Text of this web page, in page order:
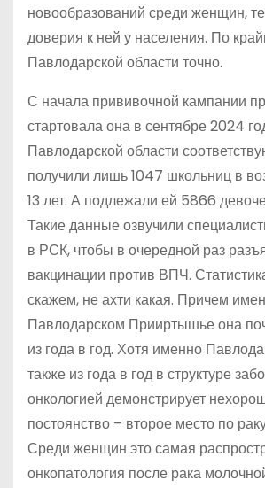
новообразований среди женщин,
доверия к ней у населения. По
Павлодарской области точно.
С начала прививочной кампании
стартовала она в сентябре 2024
Павлодарской области
получили лишь 1047 школьниц в
13 лет. А подлежали ей 5866
Такие данные озвучили
в РСК, чтобы в очередной раз
вакцинации против ВПЧ.
скажем, не ахти какая. Причем
Павлодарском Прииртышье она
из года в год. Хотя именно
также из года в год в структуре
онкологией демонстрирует
постоянство – второе место по
Среди женщин это самая
онкопатология после рака